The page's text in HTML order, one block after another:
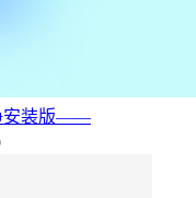
安装版——